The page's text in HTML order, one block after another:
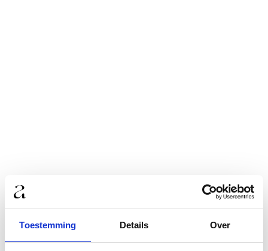
Toestemming Details Over